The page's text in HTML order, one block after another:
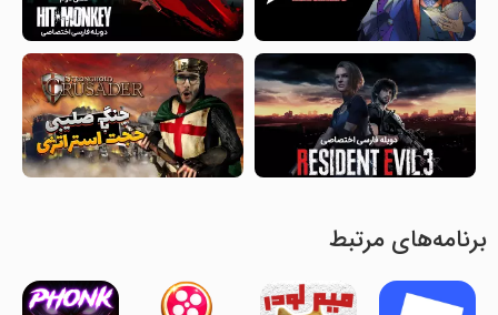
برنامه‌های مرتبط